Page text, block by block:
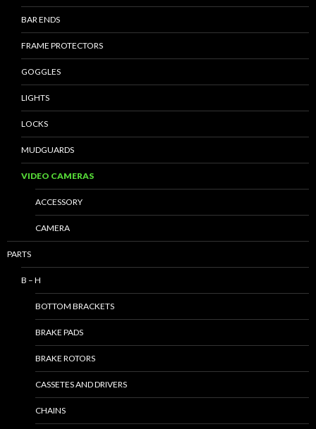
BAR ENDS
FRAME PROTECTORS
GOGGLES
LIGHTS
LOCKS
MUDGUARDS
VIDEO CAMERAS
ACCESSORY
CAMERA
PARTS
B – H
BOTTOM BRACKETS
BRAKE PADS
BRAKE ROTORS
CASSETES AND DRIVERS
CHAINS